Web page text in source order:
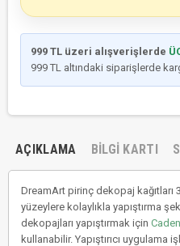
999 TL üzeri alışverişlerde
999 TL altındaki siparişlerde
AÇIKLAMA BILGI KARTI
DreamArt pirinç dekopaj kağıtları
yüzeylere kolaylıkla yapıştırma
dekopajları yapıştırmak için
kullanabilir. Yapıştırıcı uygulama